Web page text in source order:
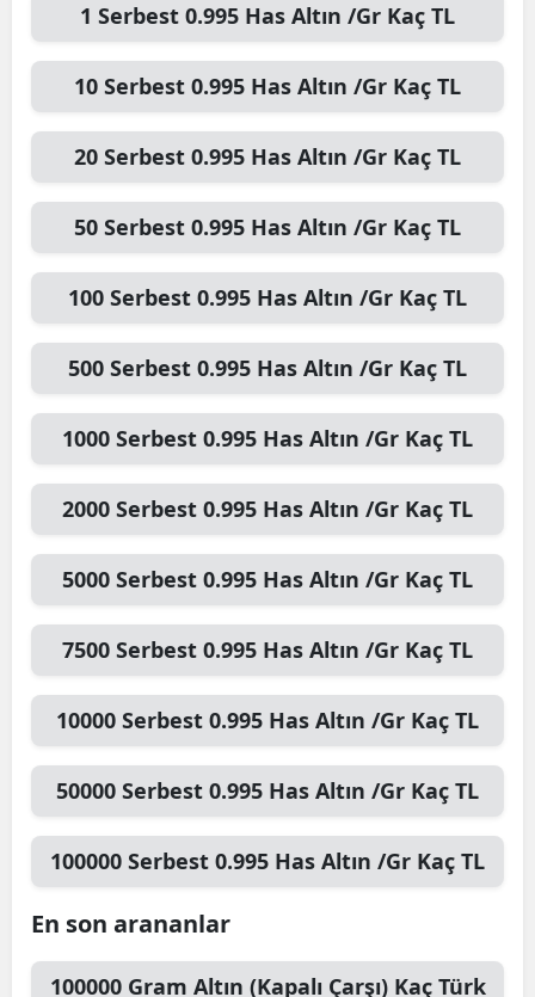
1 Serbest 0.995 Has Altın /Gr Kaç TL
10 Serbest 0.995 Has Altın /Gr Kaç TL
20 Serbest 0.995 Has Altın /Gr Kaç TL
50 Serbest 0.995 Has Altın /Gr Kaç TL
100 Serbest 0.995 Has Altın /Gr Kaç TL
500 Serbest 0.995 Has Altın /Gr Kaç TL
1000 Serbest 0.995 Has Altın /Gr Kaç TL
2000 Serbest 0.995 Has Altın /Gr Kaç TL
5000 Serbest 0.995 Has Altın /Gr Kaç TL
7500 Serbest 0.995 Has Altın /Gr Kaç TL
10000 Serbest 0.995 Has Altın /Gr Kaç TL
50000 Serbest 0.995 Has Altın /Gr Kaç TL
100000 Serbest 0.995 Has Altın /Gr Kaç TL
En son arananlar
100000 Gram Altın (Kapalı Çarşı)Kaç Türk